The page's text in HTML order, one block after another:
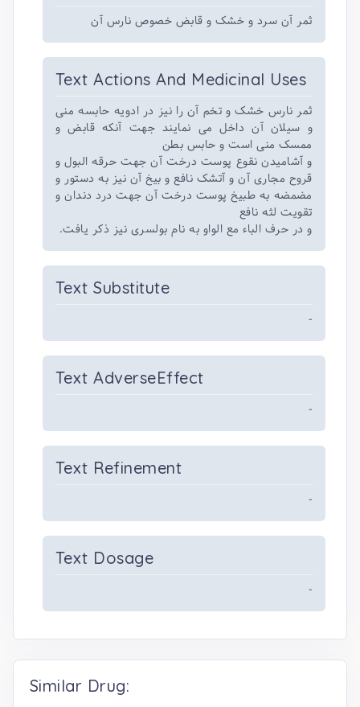
ثمر آن سرد و خشک و قابض خصوص نارس آن
Text Actions And Medicinal Uses
ثمر نارس خشک و تخم آن را نیز در ادویه حابسه منی
و سیلان آن داخل می نمایند جهت آنکه قابض و
ممسک منی است و حابس بطن
و آشامیدن نقوع پوست درخت آن جهت حرقه البول و
قروح مجاری آن و آتشک نافع و بیخ آن نیز به دستور و
مضمضه به طبیخ پوست درخت آن جهت درد دندان و
تقویت لثه نافع
و در حرف الباء مع الواو به نام بولسری نیز ذکر یافت.
Text Substitute
-
Text AdverseEffect
-
Text Refinement
-
Text Dosage
-
Similar Drug: